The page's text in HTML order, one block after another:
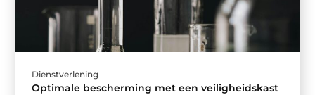
Dienstverlening
Optimale bescherming met een veiligheidskast